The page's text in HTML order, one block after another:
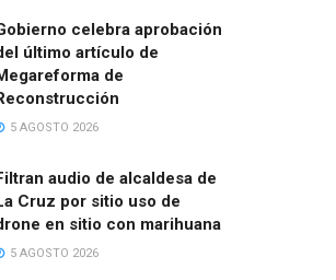
celebra aprobación
último artículo de
de
5 AGOSTO 2026
audio de alcaldesa de
Cruz por sitio uso de
en sitio con marihuana
5 AGOSTO 2026